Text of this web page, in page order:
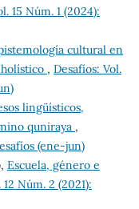
15 Núm. 1 (2024):
cultural en
, Desafíos: Vol.
lingüísticos,
quniraya ,
(ene-jun)
Escuela, género e
Núm. 2 (2021):